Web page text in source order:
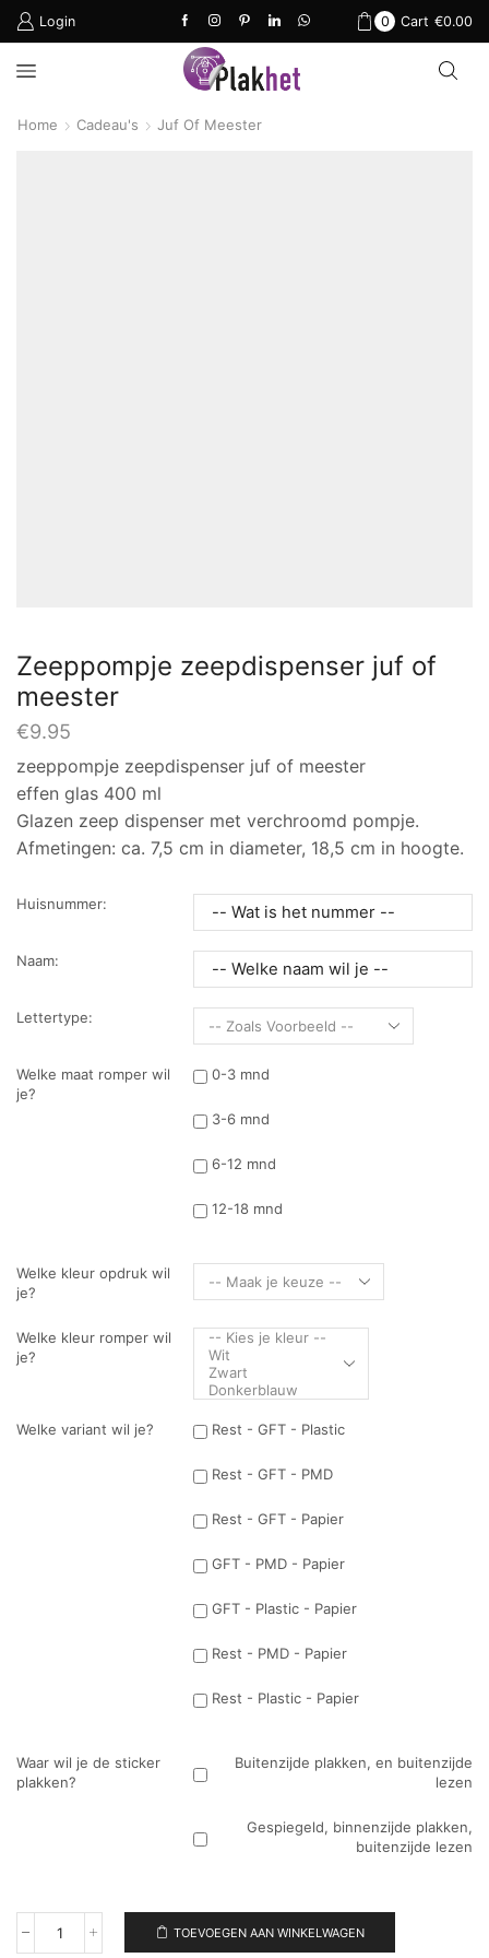
Login 0 Cart €0.00
Home Cadeau's Juf Of Meester
Zeeppompje zeepdispenser juf of
meester
€9.95
zeeppompje zeepdispenser juf of meester
effen glas 400 ml
Glazen zeep dispenser met verchroomd pompje.
Afmetingen: ca. 7,5 cm in diameter, 18,5 cm in hoogte.
Huisnummer:
Naam:
Lettertype:
Welke maat romper wil
je?
0-3 mnd
3-6 mnd
6-12 mnd
12-18 mnd
Welke kleur opdruk wil
je?
Welke kleur romper wil
je?
Welke variant wil je? Rest - GFT - Plastic
Rest - GFT - PMD
Rest - GFT - Papier
GFT - PMD - Papier
GFT - Plastic - Papier
Rest - PMD - Papier
Rest - Plastic - Papier
Waar wil je de sticker
plakken?
Buitenzijde plakken, en buitenzijde
lezen
Gespiegeld, binnenzijde plakken,
buitenzijde lezen
Zeeppompje
TOEVOEGEN AAN WINKELWAGEN